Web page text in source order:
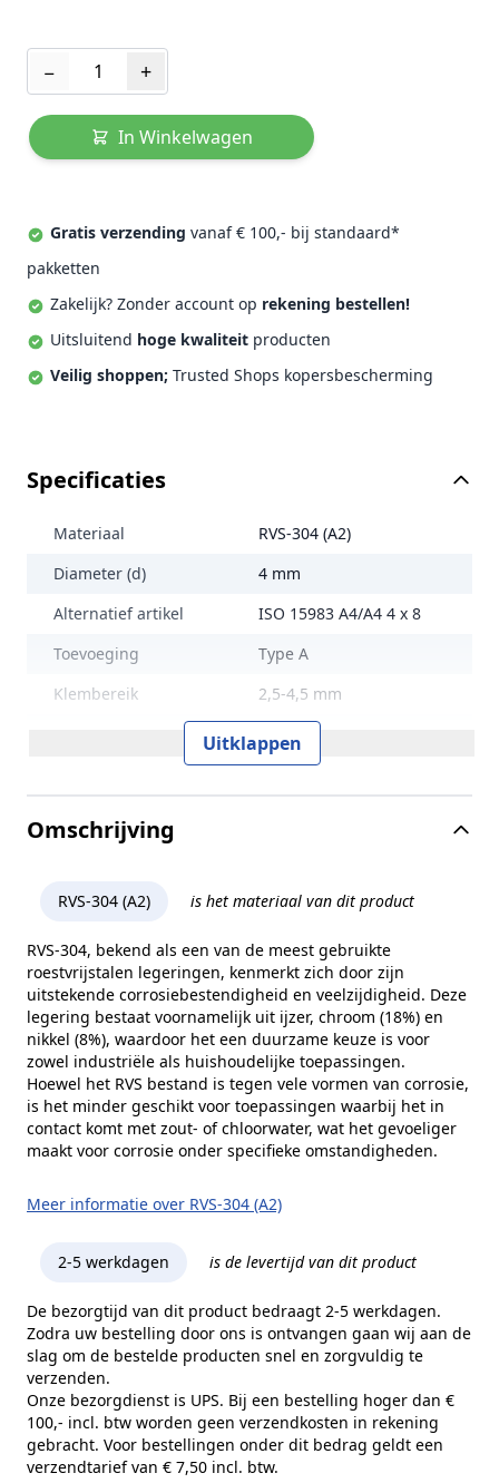
− +
In Winkelwagen
Gratis verzending vanaf € 100,- bij standaard*
pakketten
Zakelijk? Zonder account op rekening bestellen!
Uitsluitend hoge kwaliteit producten
Veilig shoppen; Trusted Shops kopersbescherming
Specificaties
Materiaal
RVS-304 (A2)
Diameter (d)
4 mm
Alternatief artikel
ISO 15983 A4/A4 4 x 8
Toevoeging
Type A
Klembereik
2,5-4,5 mm
Gewicht per 100 stuks
0,23 kg
Merk
RVS Products
Uitklappen
Omschrijving
RVS-304 (A2) is het materiaal van dit product
RVS-304, bekend als een van de meest gebruikte
roestvrijstalen legeringen, kenmerkt zich door zijn
uitstekende corrosiebestendigheid en veelzijdigheid. Deze
legering bestaat voornamelijk uit ijzer, chroom (18%) en
nikkel (8%), waardoor het een duurzame keuze is voor
zowel industriële als huishoudelijke toepassingen.
Hoewel het RVS bestand is tegen vele vormen van corrosie,
is het minder geschikt voor toepassingen waarbij het in
contact komt met zout- of chloorwater, wat het gevoeliger
maakt voor corrosie onder specifieke omstandigheden.
Meer informatie over RVS-304 (A2)
2-5 werkdagen is de levertijd van dit product
De bezorgtijd van dit product bedraagt 2-5 werkdagen.
Zodra uw bestelling door ons is ontvangen gaan wij aan de
slag om de bestelde producten snel en zorgvuldig te
verzenden.
Onze bezorgdienst is UPS. Bij een bestelling hoger dan €
100,- incl. btw worden geen verzendkosten in rekening
gebracht. Voor bestellingen onder dit bedrag geldt een
verzendtarief van € 7,50 incl. btw.